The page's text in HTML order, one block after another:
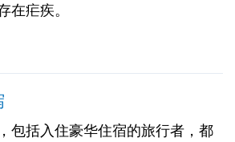
在疟疾。
包括入住豪华住宿的旅行者，都